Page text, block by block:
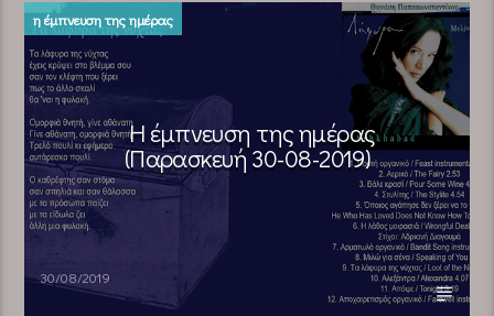
η έμπνευση της ημέρας
Η έμπνευση της ημέρας
(Παρασκευή 30-08-2019)
30/08/2019